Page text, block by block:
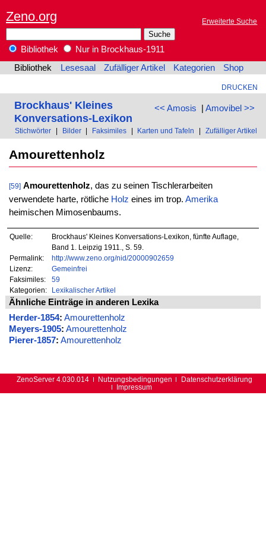
Zeno.org Erweiterte Suche
Bibliothek
Nur in Brockhaus-1911
Bibliothek
Lesesaal Zufälliger Artikel Kategorien Shop
DRUCKEN
<< Amosis | Amovibel >>
Brockhaus' Kleines
Konversations-Lexikon
Stichwörter Bilder Faksimiles Karten und Tafeln Zufälliger Artikel
Amourettenholz
[59] Amourettenholz, das zu seinen Tischlerarbeiten
verwendete harte, rötliche Holz eines im trop. Amerika
heimischen Mimosenbaums.
Quelle:
Brockhaus' Kleines Konversations-Lexikon, fünfte Auflage,
Band 1. Leipzig 1911., S. 59.
Permalink:
http://www.zeno.org/nid/20000902659
Lizenz:
Gemeinfrei
Faksimiles:
59
Kategorien:
Lexikalischer Artikel
Ähnliche Einträge in anderen Lexika
Herder-1854: Amourettenholz
Meyers-1905: Amourettenholz
Pierer-1857: Amourettenholz
ZenoServer 4.030.014 Nutzungsbedingungen
Datenschutzerklärung
Impressum